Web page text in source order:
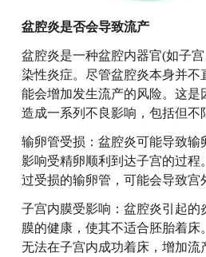
盆腔炎是否会导致流产
盆腔炎是一种盆腔内器官(如子
染性炎症。尽管盆腔炎本身并不
能会增加发生流产的风险。这是
造成一系列不良影响，包括但不
输卵管受损：盆腔炎可能导致输
影响受精卵顺利到达子宫的过程
过受损的输卵管，可能会导致宫
子宫内膜受影响：盆腔炎引起的
膜的健康，使其不适合胚胎着床
无法在子宫内成功着床，增加流